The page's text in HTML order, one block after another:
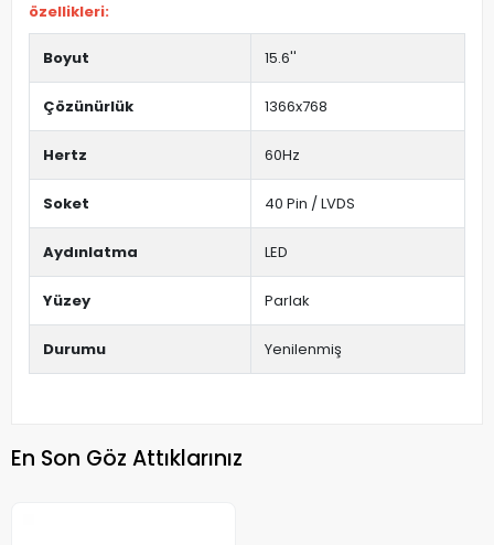
özellikleri:
Boyut 15.6''
Çözünürlük 1366x768
Hertz 60Hz
Soket 40 Pin / LVDS
Aydınlatma LED
Yüzey Parlak
Durumu Yenilenmiş
En Son Göz Attıklarınız